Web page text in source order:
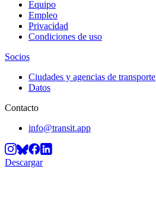
Equipo
Empleo
Privacidad
Condiciones de uso
Socios
Ciudades y agencias de transporte
Datos
Contacto
info@transit.app
Descargar